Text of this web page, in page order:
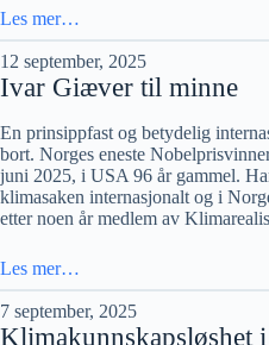
Les mer…
12 september, 2025
Ivar Giæver til minne
En prinsippfast og betydelig
bort. Norges eneste
juni 2025, i USA 96 år gammel.
klimasaken internasjonalt og i
etter noen år medlem av
Les mer…
7 september, 2025
Klimakunnskapsløshet